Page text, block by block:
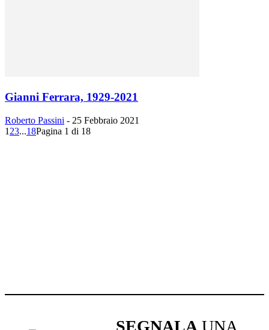
Gianni Ferrara, 1929-2021
Roberto Passini - 25 Febbraio 2021
1 23...18Pagina 1 di 18
SEGNALA UNA